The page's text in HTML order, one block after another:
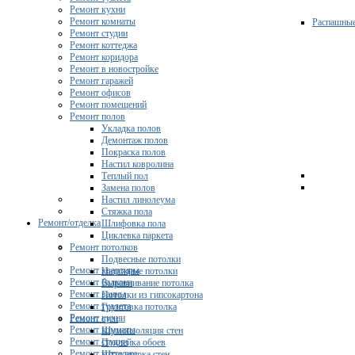
Ремонт/отделка
Ремонт квартиры
Ремонт балкона
Ремонт ванны
Ремонт туалета
Ремонт кухни
Ремонт комнаты
Ремонт студии
Ремонт кухни
Ремонт комнаты
Ремонт студии
Ремонт коттеджа
Ремонт коридора
Ремонт в новостройке
Ремонт гаражей
Ремонт офисов
Ремонт помещений
Ремонт полов
Укладка полов
Демонтаж полов
Покраска полов
Настил ковролина
Теплый пол
Замена полов
Настил линолеума
Стяжка пола
Шлифовка пола
Циклевка паркета
Ремонт потолков
Подвесные потолки
Натяжные потолки
Выравнивание потолка
Потолки из гипсокартона
Грунтовка потолка
Ремонт стен
Шумоизоляция стен
Поклейка обоев